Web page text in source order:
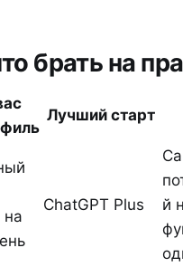
брать на
Лучший старт
на
ChatGPT Plus
й